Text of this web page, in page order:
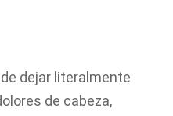
dejar literalmente
de cabeza,